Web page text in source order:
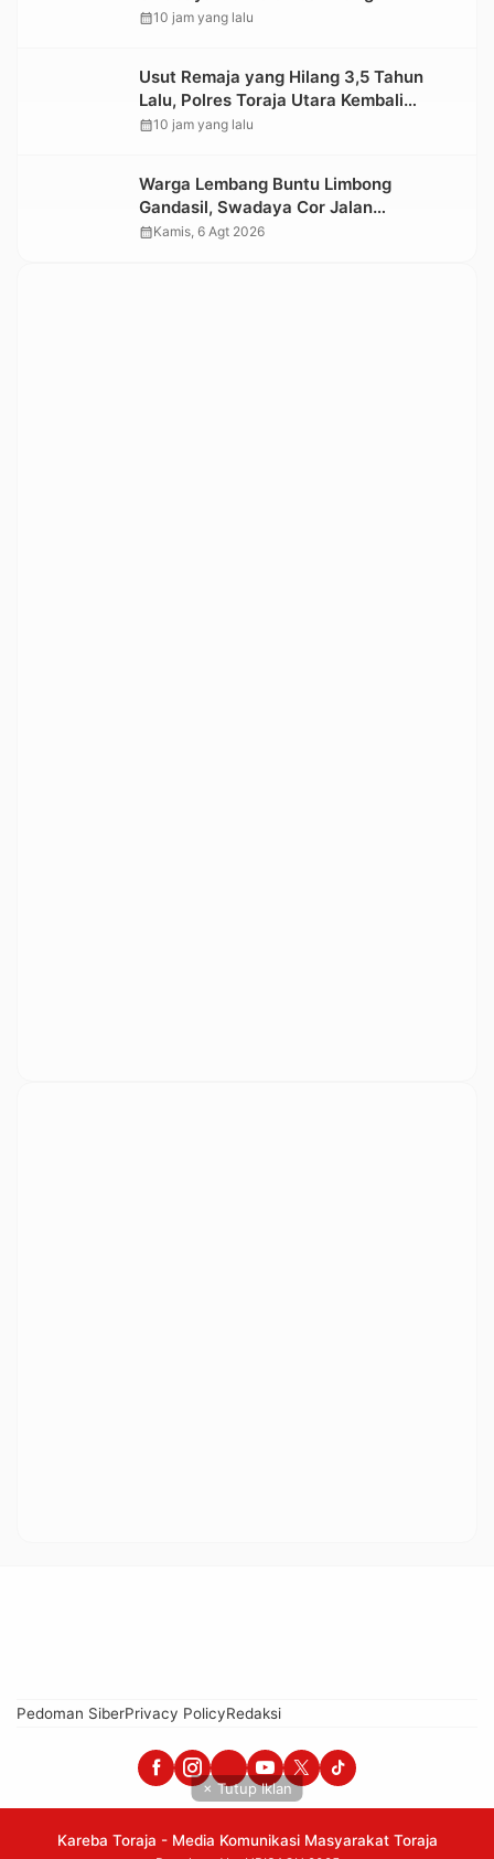
Jembatan
calendar_month10 jam yang lalu
Usut Remaja yang Hilang 3,5 Tahun
Lalu, Polres Toraja Utara Kembali
Datangi TKP
calendar_month10 jam yang lalu
Warga Lembang Buntu Limbong
Gandasil, Swadaya Cor Jalan
Sepanjang 500 Meter
calendar_monthKamis, 6 Agt 2026
Pedoman SiberPrivacy PolicyRedaksi
Kareba Toraja - Media Komunikasi Masyarakat Toraja
× Tutup Iklan